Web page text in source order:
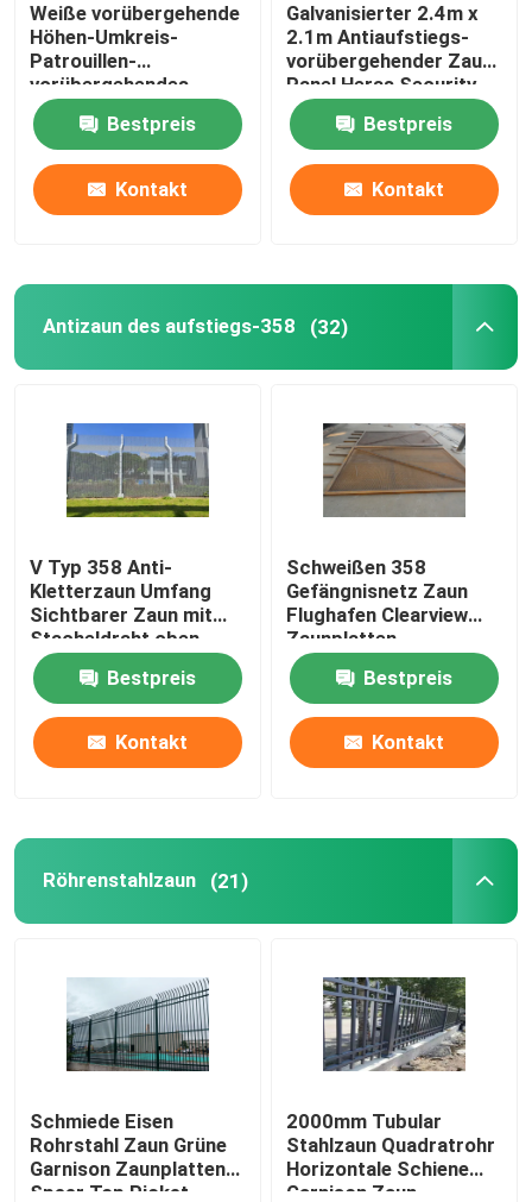
Weiße vorübergehende
Höhen-Umkreis-
Patrouillen-
vorübergehendes
Fechten des
Sicherheitszaun-1.8m
Bestpreis
Kontakt
Galvanisierter 2.4m x
2.1m Antiaufstiegs-
vorübergehender Zaun-
Panel Heras Security-
Zaun Panels
Bestpreis
Kontakt
Antizaun des aufstiegs-358 (32)
V Typ 358 Anti-
Kletterzaun Umfang
Sichtbarer Zaun mit
Stacheldraht oben
Bestpreis
Kontakt
Schweißen 358
Gefängnisnetz Zaun
Flughafen Clearview
Zaunplatten
Bestpreis
Kontakt
Röhrenstahlzaun (21)
Schmiede Eisen
Rohrstahl Zaun Grüne
Garnison Zaunplatten
Speer Top Picket
2000mm Tubular
Stahlzaun Quadratrohr
Horizontale Schiene
Garnison Zaun